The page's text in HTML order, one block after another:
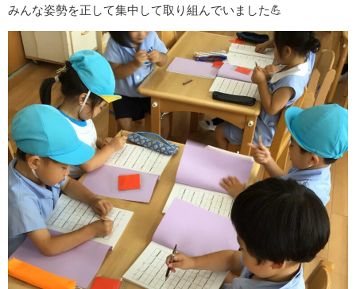
みんな姿勢を正して集中して取り組んでいました💪